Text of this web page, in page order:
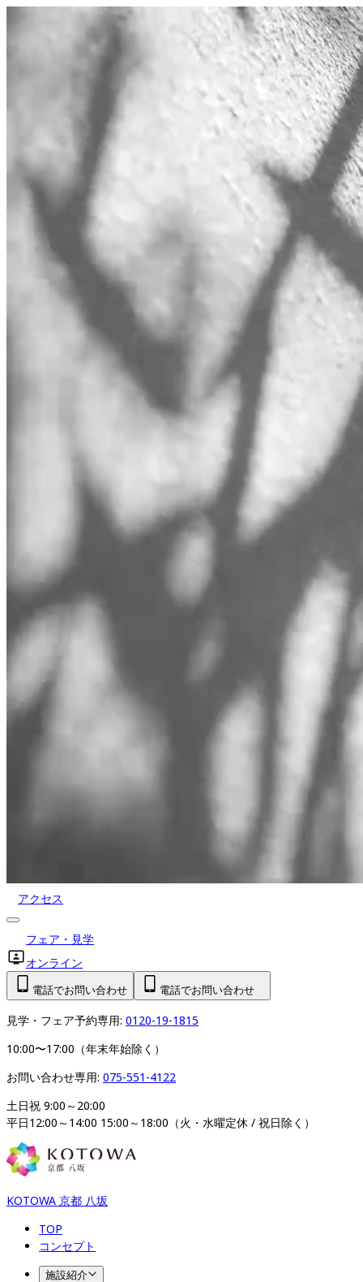
アクセス
フェア・見学
オンライン
電話でお問い合わせ 電話でお問い合わせ
見学・フェア予約専用: 0120-19-1815
10:00〜17:00（年末年始除く）
お問い合わせ専用: 075-551-4122
土日祝 9:00～20:00
平日12:00～14:00 15:00～18:00（火・水曜定休 / 祝日除く）
KOTOWA 京都 八坂
TOP
コンセプト
施設紹介